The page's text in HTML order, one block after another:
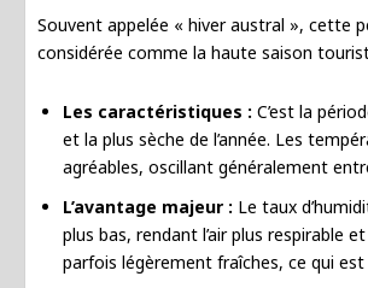
Souvent appelée « hiver austral », cette
considérée comme la haute saison
Les caractéristiques : C’est la
et la plus sèche de l’année. Les
agréables, oscillant généralement
L’avantage majeur : Le taux
plus bas, rendant l’air plus respirable
parfois légèrement fraîches, ce qui